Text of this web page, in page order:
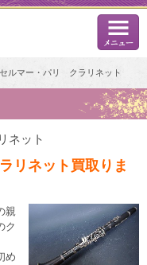
ルマー・パリ クラリネット
ネット
リネット買取りま
親
ク
め